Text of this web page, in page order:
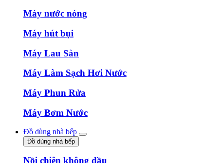
Máy nước nóng
Máy hút bụi
Máy Lau Sàn
Máy Làm Sạch Hơi Nước
Máy Phun Rửa
Máy Bơm Nước
Đồ dùng nhà bếp
Đồ dùng nhà bếp
Nồi chiên không dầu